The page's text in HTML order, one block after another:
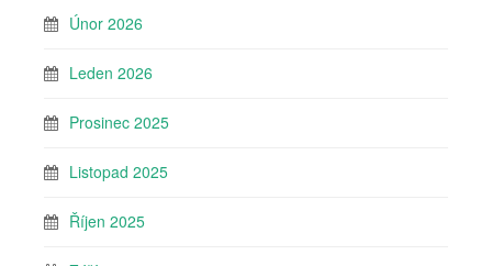
Únor 2026
Leden 2026
Prosinec 2025
Listopad 2025
Říjen 2025